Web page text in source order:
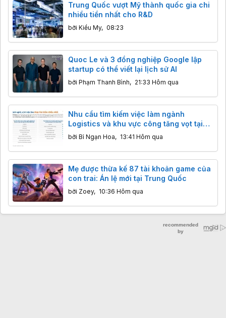
Trung Quốc vượt Mỹ thành quốc gia chi
nhiều tiền nhất cho R&D
bởi Kiều My, 08:23
Quoc Le và 3 đồng nghiệp Google lập
startup có thể viết lại lịch sử AI
bởi Phạm Thanh Bình, 21:33 Hôm qua
Nhu cầu tìm kiếm việc làm ngành
Logistics và khu vực công tăng vọt tại
Việt Nam
bởi Bỉ Ngạn Hoa, 13:41 Hôm qua
Mẹ được thừa kế 87 tài khoản game của
con trai: Án lệ mới tại Trung Quốc
bởi Zoey, 10:36 Hôm qua